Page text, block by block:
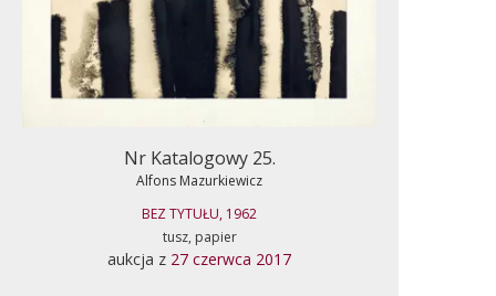
Nr Katalogowy 25.
Alfons Mazurkiewicz
BEZ TYTUŁU, 1962
tusz, papier
aukcja z 27 czerwca 2017